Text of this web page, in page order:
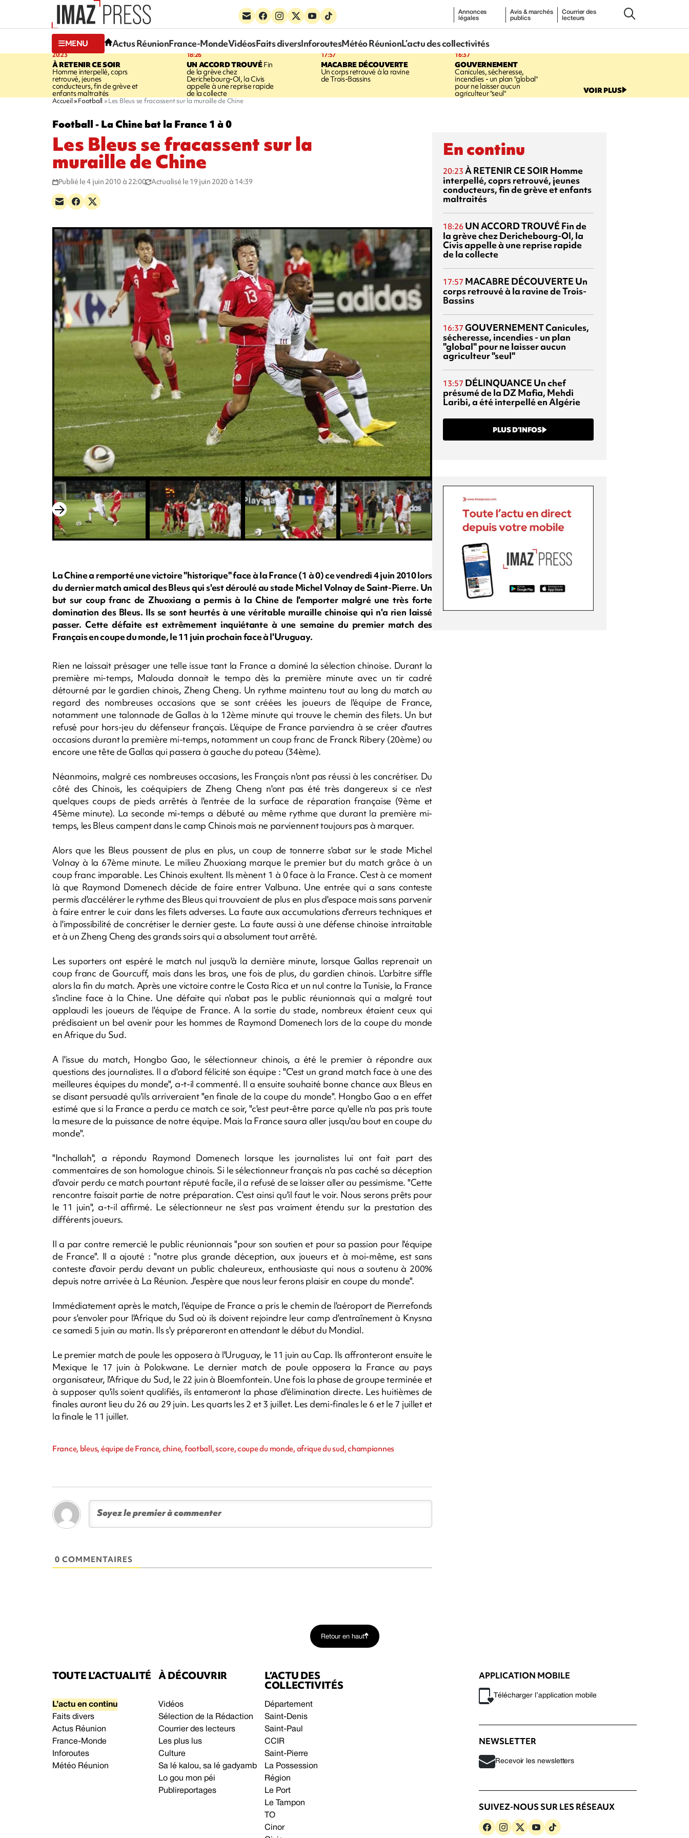
Annonces
légales
Avis & marchés
publics
Courrier des
lecteurs
MENU Actus RéunionFrance-MondeVidéosFaits diversInforoutesMétéo RéunionL’actu des collectivités
20:23
À RETENIR CE SOIR
Homme interpellé, coprs
retrouvé, jeunes
conducteurs, fin de grève et
enfants maltraités
18:26
UN ACCORD TROUVÉFin
de la grève chez
Derichebourg-OI, la Civis
appelle à une reprise rapide
de la collecte
17:57
MACABRE DÉCOUVERTE
Un corps retrouvé à la ravine
de Trois-Bassins
16:37
GOUVERNEMENT
Canicules, sécheresse,
incendies - un plan "global"
pour ne laisser aucun
agriculteur "seul" VOIR PLUS
Accueil Football Les Bleus se fracassent sur la muraille de Chine
Football - La Chine bat la France 1 à 0
Les Bleus se fracassent sur la
muraille de Chine
Publié le 4 juin 2010 à 22:00 Actualisé le 19 juin 2020 à 14:39
La Chine a remporté une victoire "historique" face à la France (1 à 0) ce vendredi 4 juin 2010 lors
du dernier match amical des Bleus qui s'est déroulé au stade Michel Volnay de Saint-Pierre. Un
but sur coup franc de Zhuoxiang a permis à la Chine de l'emporter malgré une très forte
domination des Bleus. Ils se sont heurtés à une véritable muraille chinoise qui n'a rien laissé
passer. Cette défaite est extrêmement inquiétante à une semaine du premier match des
Français en coupe du monde, le 11 juin prochain face à l'Uruguay.
Rien ne laissait présager une telle issue tant la France a dominé la sélection chinoise. Durant la
première mi-temps, Malouda donnait le tempo dès la première minute avec un tir cadré
détourné par le gardien chinois, Zheng Cheng. Un rythme maintenu tout au long du match au
regard des nombreuses occasions que se sont créées les joueurs de l'équipe de France,
notamment une talonnade de Gallas à la 12ème minute qui trouve le chemin des filets. Un but
refusé pour hors-jeu du défenseur français. L'équipe de France parviendra à se créer d'autres
occasions durant la première mi-temps, notamment un coup franc de Franck Ribery (20ème) ou
encore une tête de Gallas qui passera à gauche du poteau (34ème).
Néanmoins, malgré ces nombreuses occasions, les Français n'ont pas réussi à les concrétiser. Du
côté des Chinois, les coéquipiers de Zheng Cheng n'ont pas été très dangereux si ce n'est
quelques coups de pieds arrêtés à l'entrée de la surface de réparation française (9ème et
45ème minute). La seconde mi-temps a débuté au même rythme que durant la première mi-
temps, les Bleus campent dans le camp Chinois mais ne parviennent toujours pas à marquer.
Alors que les Bleus poussent de plus en plus, un coup de tonnerre s'abat sur le stade Michel
Volnay à la 67ème minute. Le milieu Zhuoxiang marque le premier but du match grâce à un
coup franc imparable. Les Chinois exultent. Ils mènent 1 à 0 face à la France. C'est à ce moment
là que Raymond Domenech décide de faire entrer Valbuna. Une entrée qui a sans conteste
permis d'accélérer le rythme des Bleus qui trouvaient de plus en plus d'espace mais sans parvenir
à faire entrer le cuir dans les filets adverses. La faute aux accumulations d'erreurs techniques et
à l'impossibilité de concrétiser le dernier geste. La faute aussi à une défense chinoise intraitable
et à un Zheng Cheng des grands soirs qui a absolument tout arrêté.
Les suporters ont espéré le match nul jusqu'à la dernière minute, lorsque Gallas reprenait un
coup franc de Gourcuff, mais dans les bras, une fois de plus, du gardien chinois. L'arbitre siffle
alors la fin du match. Après une victoire contre le Costa Rica et un nul contre la Tunisie, la France
s'incline face à la Chine. Une défaite qui n'abat pas le public réunionnais qui a malgré tout
applaudi les joueurs de l'équipe de France. A la sortie du stade, nombreux étaient ceux qui
prédisaient un bel avenir pour les hommes de Raymond Domenech lors de la coupe du monde
en Afrique du Sud.
A l'issue du match, Hongbo Gao, le sélectionneur chinois, a été le premier à répondre aux
questions des journalistes. Il a d'abord félicité son équipe : "C'est un grand match face à une des
meilleures équipes du monde", a-t-il commenté. Il a ensuite souhaité bonne chance aux Bleus en
se disant persuadé qu'ils arriveraient "en finale de la coupe du monde". Hongbo Gao a en effet
estimé que si la France a perdu ce match ce soir, "c'est peut-être parce qu'elle n'a pas pris toute
la mesure de la puissance de notre équipe. Mais la France saura aller jusqu'au bout en coupe du
monde".
"Inchallah", a répondu Raymond Domenech lorsque les journalistes lui ont fait part des
commentaires de son homologue chinois. Si le sélectionneur français n'a pas caché sa déception
d'avoir perdu ce match pourtant réputé facile, il a refusé de se laisser aller au pessimisme. "Cette
rencontre faisait partie de notre préparation. C'est ainsi qu'il faut le voir. Nous serons prêts pour
le 11 juin", a-t-il affirmé. Le sélectionneur ne s'est pas vraiment étendu sur la prestation des
différents joueurs.
Il a par contre remercié le public réunionnais "pour son soutien et pour sa passion pour l'équipe
de France". Il a ajouté : "notre plus grande déception, aux joueurs et à moi-même, est sans
conteste d'avoir perdu devant un public chaleureux, enthousiaste qui nous a soutenu à 200%
depuis notre arrivée à La Réunion. J'espère que nous leur ferons plaisir en coupe du monde".
Immédiatement après le match, l'équipe de France a pris le chemin de l'aéroport de Pierrefonds
pour s'envoler pour l'Afrique du Sud où ils doivent rejoindre leur camp d'entraînement à Knysna
ce samedi 5 juin au matin. Ils s'y prépareront en attendant le début du Mondial.
Le premier match de poule les opposera à l'Uruguay, le 11 juin au Cap. Ils affronteront ensuite le
Mexique le 17 juin à Polokwane. Le dernier match de poule opposera la France au pays
organisateur, l'Afrique du Sud, le 22 juin à Bloemfontein. Une fois la phase de groupe terminée et
à supposer qu'ils soient qualifiés, ils entameront la phase d'élimination directe. Les huitièmes de
finales auront lieu du 26 au 29 juin. Les quarts les 2 et 3 juillet. Les demi-finales le 6 et le 7 juillet et
la finale le 11 juillet.
France, bleus, équipe de France, chine, football, score, coupe du monde, afrique du sud, championnes
0 COMMENTAIRES
En continu
20:23 À RETENIR CE SOIR Homme
interpellé, coprs retrouvé, jeunes
conducteurs, fin de grève et enfants
maltraités
18:26 UN ACCORD TROUVÉ Fin de
la grève chez Derichebourg-OI, la
Civis appelle à une reprise rapide
de la collecte
17:57 MACABRE DÉCOUVERTE Un
corps retrouvé à la ravine de Trois-
Bassins
16:37 GOUVERNEMENTCanicules,
sécheresse, incendies - un plan
"global" pour ne laisser aucun
agriculteur "seul"
13:57 DÉLINQUANCE Un chef
présumé de la DZ Mafia, Mehdi
Laribi, a été interpellé en Algérie
PLUS D’INFOS
Retour en haut
TOUTE L’ACTUALITÉ
L’actu en continu
Faits divers
Actus Réunion
France-Monde
Inforoutes
Météo Réunion
À DÉCOUVRIR
Vidéos
Sélection de la Rédaction
Courrier des lecteurs
Les plus lus
Culture
Sa lé kalou, sa lé gadyamb
Lo gou mon péi
Publireportages
L’ACTU DES
COLLECTIVITÉS
Département
Saint-Denis
Saint-Paul
CCIR
Saint-Pierre
La Possession
Région
Le Port
Le Tampon
TO
Cinor
APPLICATION MOBILE
Télécharger l’application mobile
NEWSLETTER
Recevoir les newsletters
SUIVEZ-NOUS SUR LES RÉSEAUX